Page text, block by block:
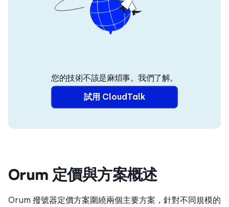
您的技術不該是麻煩事。我們了解。
試用 CloudTalk
Orum 定價與方案概述
Orum 撥號器定價方案圍繞兩個主要方案，針對不同規模的